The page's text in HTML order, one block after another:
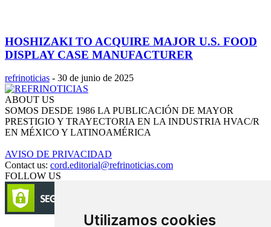
Utilizamos cookies
HOSHIZAKI TO ACQUIRE MAJOR U.S. FOOD
DISPLAY CASE MANUFACTURER
refrinoticias - 30 de junio de 2025
ABOUT US
SOMOS DESDE 1986 LA PUBLICACIÓN DE MAYOR
PRESTIGIO Y TRAYECTORIA EN LA INDUSTRIA HVAC/R
EN MÉXICO Y LATINOAMÉRICA
AVISO DE PRIVACIDAD
Contact us: cord.editorial@refrinoticias.com
FOLLOW US